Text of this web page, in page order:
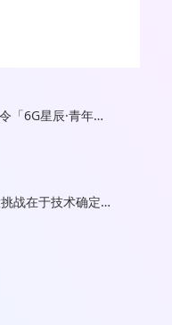
2025全球6G技术大会发出首个征集令「6G星辰·青年科学家」
6G洞见 | 段向阳：6G产业生态最大挑战在于技术确定性与商业不确定性